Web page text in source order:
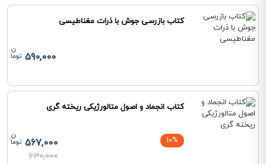
کتاب بازرسی جوش با ذرات مغناطیسی
590,000
کتاب انجماد و اصول متالورژیکی ریخته گری
10%
567,000
630,000